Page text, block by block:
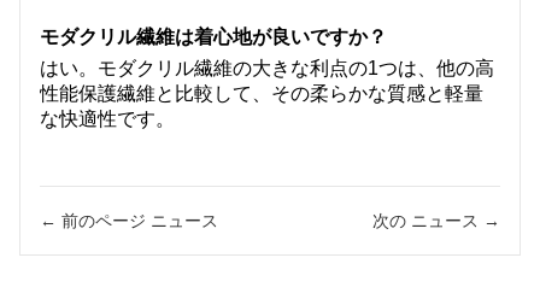
モダクリル繊維は着心地が良いですか？
はい。モダクリル繊維の大きな利点の1つは、他の高
性能保護繊維と比較して、その柔らかな質感と軽量
な快適性です。
← 前のページ ニュース 次の ニュース →